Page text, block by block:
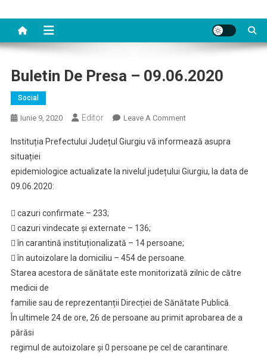
Buletin De Presa – 09.06.2020
Social
Iunie 9, 2020 Editor Leave A CommentOn
De
–
Instituția Prefectului Județul Giurgiu vă informează asupra
situației
epidemiologice actualizate la nivelul județului Giurgiu, la data de
09.06.2020:
 cazuri confirmate – 233;
 cazuri vindecate și externate – 136;
 în carantină instituționalizată – 14 persoane;
 în autoizolare la domiciliu – 454 de persoane.
Starea acestora de sănătate este monitorizată zilnic de către
medicii de
familie sau de reprezentanții Direcției de Sănătate Publică.
În ultimele 24 de ore, 26 de persoane au primit aprobarea de a
părăsi
regimul de autoizolare și 0 persoane pe cel de carantinare.